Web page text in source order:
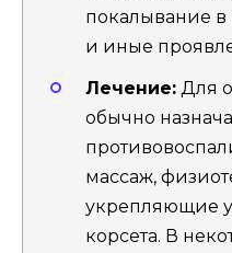
покалывание в
и иные
Лечение: Для
обычно
массаж,
укрепляющие
корсета. В